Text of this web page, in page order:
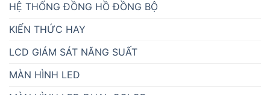
HỆ THỐNG ĐỒNG HỒ ĐỒNG BỘ
KIẾN THỨC HAY
LCD GIÁM SÁT NĂNG SUẤT
MÀN HÌNH LED